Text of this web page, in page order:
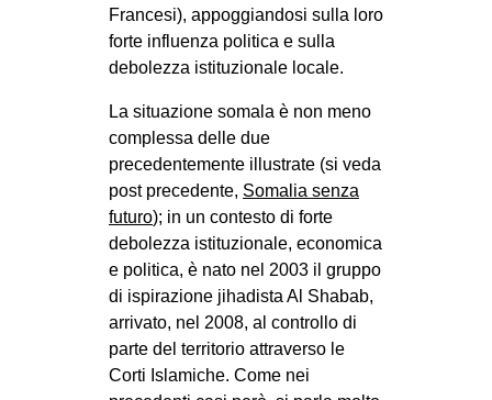
Francesi), appoggiandosi sulla loro
forte influenza politica e sulla
debolezza istituzionale locale.
La situazione somala è non meno
complessa delle due
precedentemente illustrate (si veda
post precedente, Somalia senza
futuro); in un contesto di forte
debolezza istituzionale, economica
e politica, è nato nel 2003 il gruppo
di ispirazione jihadista Al Shabab,
arrivato, nel 2008, al controllo di
parte del territorio attraverso le
Corti Islamiche. Come nei